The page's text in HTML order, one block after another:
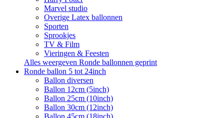
Marvel studio
Overige Latex ballonnen
Sporten
Sprookjes
TV & Film
Vieringen & Feesten
Alles weergeven Ronde ballonnen geprint
Ronde ballon 5 tot 24inch
Ballon diversen
Ballon 12cm (5inch)
Ballon 25cm (10inch)
Ballon 30cm (12inch)
Ballon 45cm (18inch)